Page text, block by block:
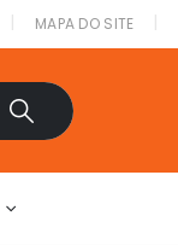
MAPA DO SITE